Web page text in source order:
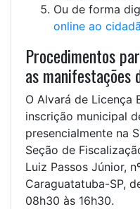
Ou de forma
online ao
Procedimentos
as manifestações
O Alvará de Licença
inscrição municipal
presencialmente na
Seção de
Luiz Passos Júnior,
Caraguatatuba-SP,
08h30 às 16h30.